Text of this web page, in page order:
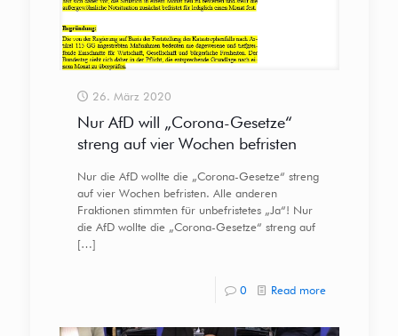
26. März 2020
Nur AfD will „Corona-Gesetze“
streng auf vier Wochen befristen
Nur die AfD wollte die „Corona-Gesetze“ streng
auf vier Wochen befristen. Alle anderen
Fraktionen stimmten für unbefristetes „Ja“! Nur
die AfD wollte die „Corona-Gesetze“ streng auf
[…]
0 Read more